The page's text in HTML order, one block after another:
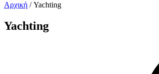
Αρχική /Yachting
Yachting